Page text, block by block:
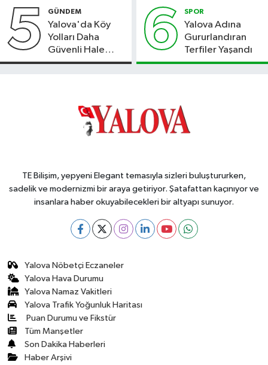
5 GÜNDEM
Yalova'da Köy
Yolları Daha
Güvenli Hale
Geliyor
6 SPOR
Yalova Adına
Gururlandıran
Terfiler Yaşandı
TE Bilişim, yepyeni Elegant temasıyla sizleri buluştururken,
sadelik ve modernizmi bir araya getiriyor. Şatafattan kaçınıyor ve
insanlara haber okuyabilecekleri bir altyapı sunuyor.
Yalova Nöbetçi Eczaneler
Yalova Hava Durumu
Yalova Namaz Vakitleri
Yalova Trafik Yoğunluk Haritası
Puan Durumu ve Fikstür
Tüm Manşetler
Son Dakika Haberleri
Haber Arşivi